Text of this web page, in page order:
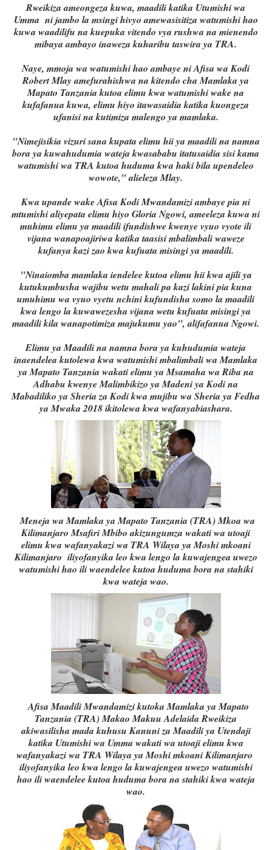
Rweikiza ameongeza kuwa, maadili katika Utumishi wa
Umma ni jambo la msingi hivyo amewasisitiza watumishi hao
kuwa waadilifu na kuepuka vitendo vya rushwa na mienendo
mibaya ambayo inaweza kuharibu taswira ya TRA.
Naye, mmoja wa watumishi hao ambaye ni Afisa wa Kodi
Robert Mlay amefurahishwa na kitendo cha Mamlaka ya
Mapato Tanzania kutoa elimu kwa watumishi wake na
kufafanua kuwa, elimu hiyo itawasaidia katika kuongeza
ufanisi na kutimiza malengo ya mamlaka.
"Nimejisikia vizuri sana kupata elimu hii ya maadili na namna
bora ya kuwahudumia wateja kwasababu itatusaidia sisi kama
watumishi wa TRA kutoa huduma kwa haki bila upendeleo
wowote," alieleza Mlay.
Kwa upande wake Afisa Kodi Mwandamizi ambaye pia ni
mtumishi aliyepata elimu hiyo Gloria Ngowi, ameeleza kuwa ni
muhimu elimu ya maadili ifundishwe kwenye vyuo vyote ili
vijana wanapoajiriwa katika taasisi mbalimbali waweze
kufanya kazi zao kwa kufuata misingi ya maadili.
"Ninaiomba mamlaka iendelee kutoa elimu hii kwa ajili ya
kutukumbusha wajibu wetu mahali pa kazi lakini pia kuna
umuhimu wa vyuo vyetu nchini kufundisha somo la maadili
kwa lengo la kuwawezesha vijana wetu kufuata misingi ya
maadili kila wanapotimiza majukumu yao", alifafanua Ngowi.
Elimu ya Maadili na namna bora ya kuhudumia wateja
inaendelea kutolewa kwa watumishi mbalimbali wa Mamlaka
ya Mapato Tanzania wakati elimu ya Msamaha wa Riba na
Adhabu kwenye Malimbikizo ya Madeni ya Kodi na
Mabadiliko ya Sheria za Kodi kwa mujibu wa Sheria ya Fedha
ya Mwaka 2018 ikitolewa kwa wafanyabiashara.
Meneja wa Mamlaka ya Mapato Tanzania (TRA) Mkoa wa
Kilimanjaro Msafiri Mbibo akizungumza wakati wa utoaji
elimu kwa wafanyakazi wa TRA Wilaya ya Moshi mkoani
Kilimanjaro iliyofanyika leo kwa lengo la kuwajengea uwezo
watumishi hao ili waendelee kutoa huduma bora na stahiki
kwa wateja wao.
Afisa Maadili Mwandamizi kutoka Mamlaka ya Mapato
Tanzania (TRA) Makao Makuu Adelaida Rweikiza
akiwasilisha mada kuhusu Kanuni za Maadili ya Utendaji
katika Utumishi wa Umma wakati wa utoaji elimu kwa
wafanyakazi wa TRA Wilaya ya Moshi mkoani Kilimanjaro
iliyofanyika leo kwa lengo la kuwajengea uwezo watumishi
hao ili waendelee kutoa huduma bora na stahiki kwa wateja
wao.